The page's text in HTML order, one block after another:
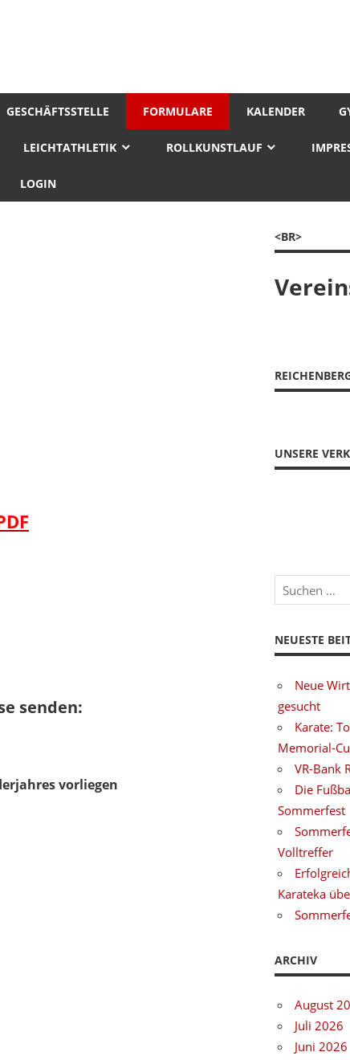
GESCHÄFTSSTELLE FORMULARE KALENDER
LEICHTATHLETIK ROLLKUNSTLAUF
LOGIN
senden:
vorliegen
<BR>
UNSERE
NEUESTE
Neue
gesucht
Karate:
Memorial-
VR-Bank
Die
Sommerfest
Volltreffer
Karateka
ARCHIV
August
Juli 2026
Juni 2026